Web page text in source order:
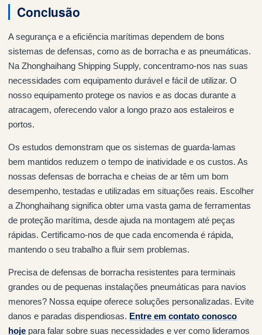
Conclusão
A segurança e a eficiência marítimas dependem de bons
sistemas de defensas, como as de borracha e as pneumáticas.
Na Zhonghaihang Shipping Supply, concentramo-nos nas suas
necessidades com equipamento durável e fácil de utilizar. O
nosso equipamento protege os navios e as docas durante a
atracagem, oferecendo valor a longo prazo aos estaleiros e
portos.
Os estudos demonstram que os sistemas de guarda-lamas
bem mantidos reduzem o tempo de inatividade e os custos. As
nossas defensas de borracha e cheias de ar têm um bom
desempenho, testadas e utilizadas em situações reais. Escolher
a Zhonghaihang significa obter uma vasta gama de ferramentas
de proteção marítima, desde ajuda na montagem até peças
rápidas. Certificamo-nos de que cada encomenda é rápida,
mantendo o seu trabalho a fluir sem problemas.
Precisa de defensas de borracha resistentes para terminais
grandes ou de pequenas instalações pneumáticas para navios
menores? Nossa equipe oferece soluções personalizadas. Evite
danos e paradas dispendiosas. Entre em contato conosco
hoje para falar sobre suas necessidades e ver como lideramos